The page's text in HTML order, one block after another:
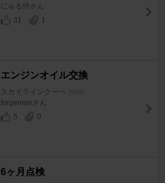
にゅる侍さん
31
1
エンジンオイル交換
スカイラインクーペ [V36]
forgemanさん
5
0
6ヶ月点検